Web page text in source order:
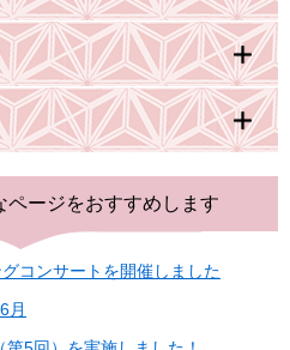
ページをおすすめします
コンサートを開催しました
月